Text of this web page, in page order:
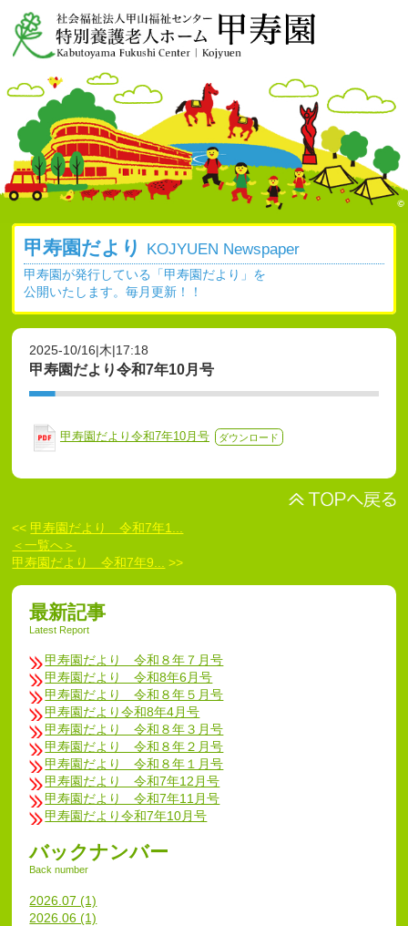
甲寿園だより KOJYUEN Newspaper
甲寿園が発行している「甲寿園だより」を
公開いたします。毎月更新！！
2025-10/16|木|17:18
甲寿園だより令和7年10月号
甲寿園だより令和7年10月号 ダウンロード
<< 甲寿園だより 令和7年1...
＜一覧へ＞
甲寿園だより 令和7年9... >>
最新記事
Latest Report
甲寿園だより 令和８年７月号
甲寿園だより 令和8年6月号
甲寿園だより 令和８年５月号
甲寿園だより令和8年4月号
甲寿園だより 令和８年３月号
甲寿園だより 令和８年２月号
甲寿園だより 令和８年１月号
甲寿園だより 令和7年12月号
甲寿園だより 令和7年11月号
甲寿園だより令和7年10月号
バックナンバー
Back number
2026.07 (1)
2026.06 (1)